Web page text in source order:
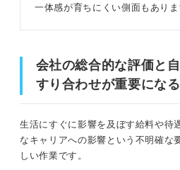
一体感が育ちにくい側面もありま
会社の総合的な評価と
すり合わせが重要になる
生活にすぐに影響を及ぼす給料や待
なキャリアへの影響という不明確な
しい作業です。